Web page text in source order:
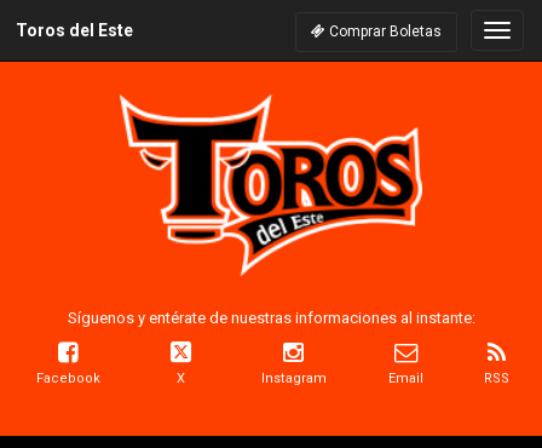
Toros del Este Comprar Boletas
Síguenos y entérate de nuestras informaciones al instante:
Facebook X Instagram Email RSS